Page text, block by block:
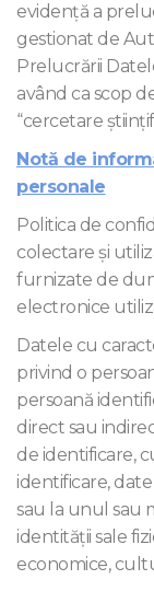
evidență a
gestionat de
Prelucrării
având ca scop
“cercetare
Notă de
personale
Politica de
colectare și
furnizate de
electronice
Datele cu
privind o
persoană
direct sau
de identificare,
identificare,
sau la unul sau
identității sale
economice,